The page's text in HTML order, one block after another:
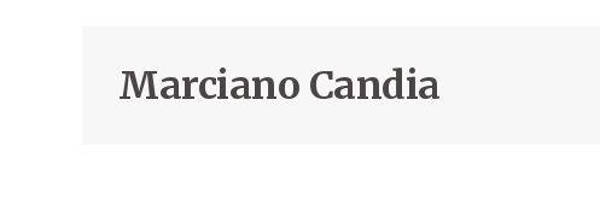
Marciano Candia